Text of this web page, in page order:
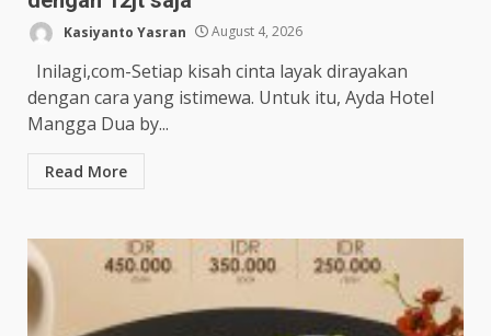
Kasiyanto Yasran August 4, 2026
Inilagi,com-Setiap kisah cinta layak dirayakan
dengan cara yang istimewa. Untuk itu, Ayda Hotel
Mangga Dua by...
Read More